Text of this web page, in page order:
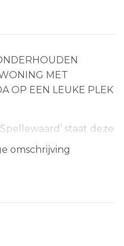
MET
OP EEN LEUKE PLEK
staat deze
met ruime oprit en
met de garage is
groenrijke tuin
terrasoverkapping
omschrijving